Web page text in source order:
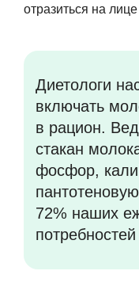
отразиться на
Диетологи
включать
в рацион.
стакан
фосфор,
72% наших